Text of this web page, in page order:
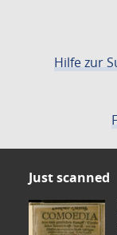
Hilfe zur
Just scanned